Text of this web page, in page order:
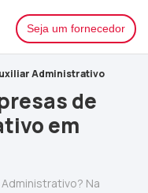
Seja um fornecedor
Administrativo
de
em
Na